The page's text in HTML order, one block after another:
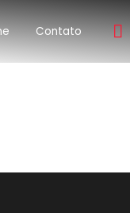
Contato